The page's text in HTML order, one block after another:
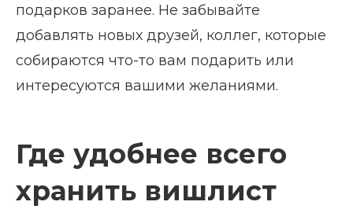
подарков заранее. Не забывайте
добавлять новых друзей, коллег, которые
собираются что-то вам подарить или
интересуются вашими желаниями.
Где удобнее всего
хранить вишлист